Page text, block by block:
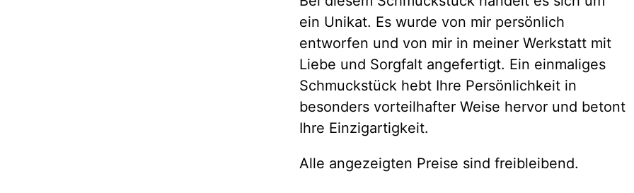
ein Unikat. Es wurde von mir persönlich
entworfen und von mir in meiner Werkstatt mit
Liebe und Sorgfalt angefertigt. Ein einmaliges
Schmuckstück hebt Ihre Persönlichkeit in
besonders vorteilhafter Weise hervor und betont
Ihre Einzigartigkeit.
Alle angezeigten Preise sind freibleibend.